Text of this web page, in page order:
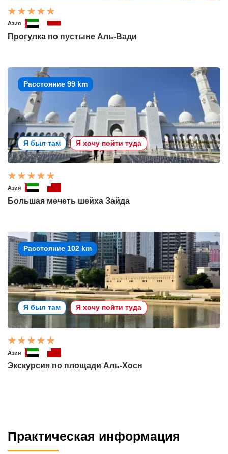
Азия
Прогулка по пустыне Аль-Вади
Расстояние 99 km
Я был там Я хочу пойти туда
Азия
Большая мечеть шейха Зайда
Расстояние 102 km
Я был там Я хочу пойти туда
Азия
Экскурсия по площади Аль-Хосн
Практическая информация